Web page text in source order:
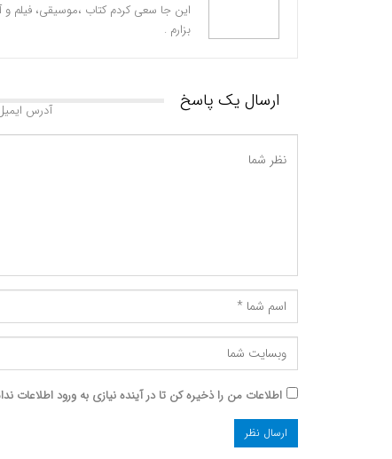
این جا سعی کردم کتاب ،موسیقی، فیلم
بزارم .
ارسال یک پاسخ آدرس
اطلاعات من را ذخیره کن تا در آینده نیازی به ورود اطلاعات